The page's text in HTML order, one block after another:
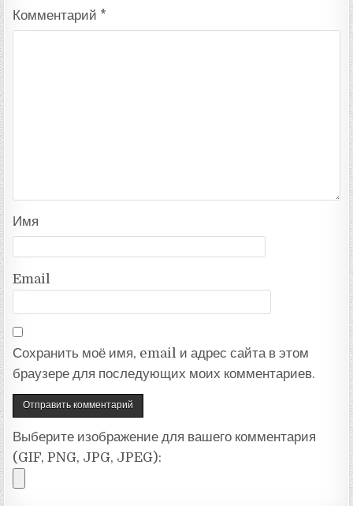
Комментарий *
Имя
Email
Сохранить моё имя, email и адрес сайта в этом
браузере для последующих моих комментариев.
Выберите изображение для вашего комментария
(GIF, PNG, JPG, JPEG):